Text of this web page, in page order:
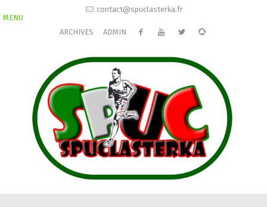
contact@spuclasterka.fr
ARCHIVES ADMIN
MENU